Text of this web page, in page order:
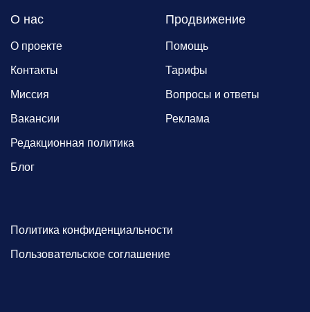
О нас
О проекте
Контакты
Миссия
Вакансии
Редакционная политика
Блог
Продвижение
Помощь
Тарифы
Вопросы и ответы
Реклама
Политика конфиденциальности
Пользовательское соглашение